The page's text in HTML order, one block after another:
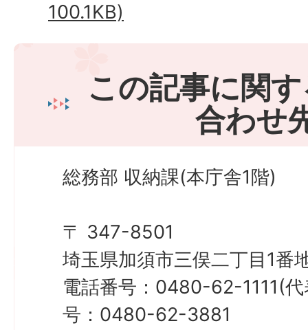
100.1KB)
この記事に関
合わせ
総務部 収納課(本庁舎1階)
〒 347-8501
埼玉県加須市三俣二丁目1番
電話番号：0480-62-1111(
号：0480-62-3881